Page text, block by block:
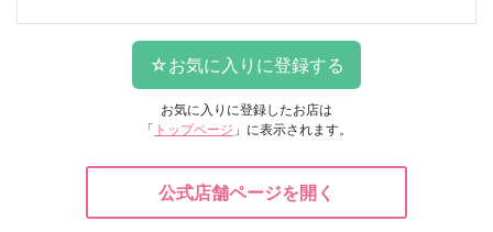
お気に入りに登録したお店は
「 トップページ 」に表示されます。
公式店舗ページを開く